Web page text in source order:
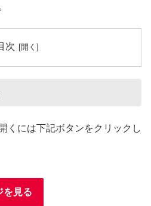
次
くには下記ボタンをクリックし
を見る